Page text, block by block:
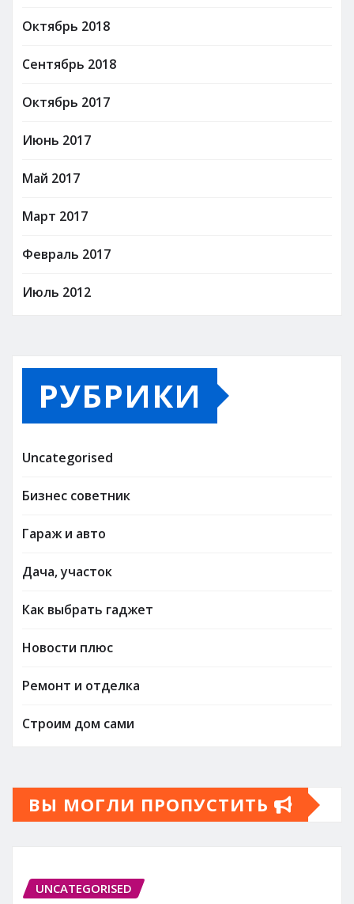
Октябрь 2018
Сентябрь 2018
Октябрь 2017
Июнь 2017
Май 2017
Март 2017
Февраль 2017
Июль 2012
РУБРИКИ
Uncategorised
Бизнес советник
Гараж и авто
Дача, участок
Как выбрать гаджет
Новости плюс
Ремонт и отделка
Строим дом сами
ВЫ МОГЛИ ПРОПУСТИТЬ
UNCATEGORISED